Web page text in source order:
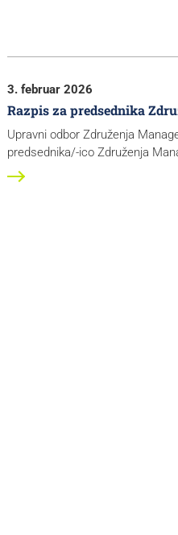
3. februar 2026
Razpis za predsednika
Upravni odbor Združenja
predsednika/-ico Združenja